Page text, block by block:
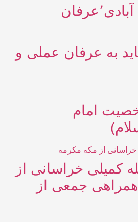
به عرفان عملی و
امام
کمیلی خراسانی از
جمعی از